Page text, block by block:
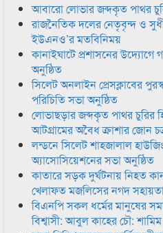
আবারো লোভার জব্দকৃত পাথর
রাজনৈতিক দলের নেতৃবৃন্দ ও
ইউএনও’র মতবিনিময়
কানাইঘাটে প্রশাসনের
অনুষ্ঠিত
সিলেট অনলাইন প্রেসক্লাবের
পরিচিতি সভা অনুষ্ঠিত
লোভাছড়ার জব্দকৃত পাথর চুরির
আটগ্রামের অবৈধ ক্রাশার জোন
লন্ডনে সিলেট শাহজালাল
অ্যাসোসিয়েশনের সভা অনুষ্ঠিত
কাতারে সড়ক দুর্ঘটনায় নিহত
খেলাফত মজলিসের নগদ
বিএনপি সকল ধর্মের মানুষের
বিশ্বাসী: আবুল কাহের চৌ: শামিম